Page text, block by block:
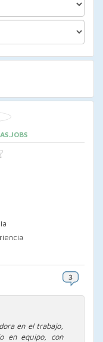
en el trabajo,
en equipo, con